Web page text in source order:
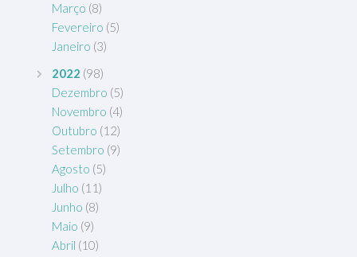
Março (8)
Fevereiro (5)
Janeiro (3)
2022 (98)
Dezembro (5)
Novembro (4)
Outubro (12)
Setembro (9)
Agosto (5)
Julho (11)
Junho (8)
Maio (9)
Abril (10)